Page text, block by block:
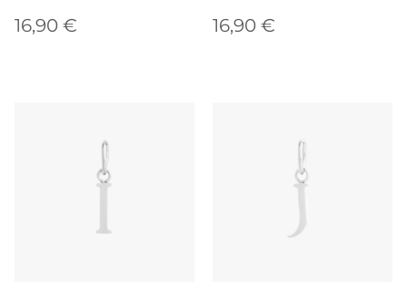
16,90 € 16,90 €